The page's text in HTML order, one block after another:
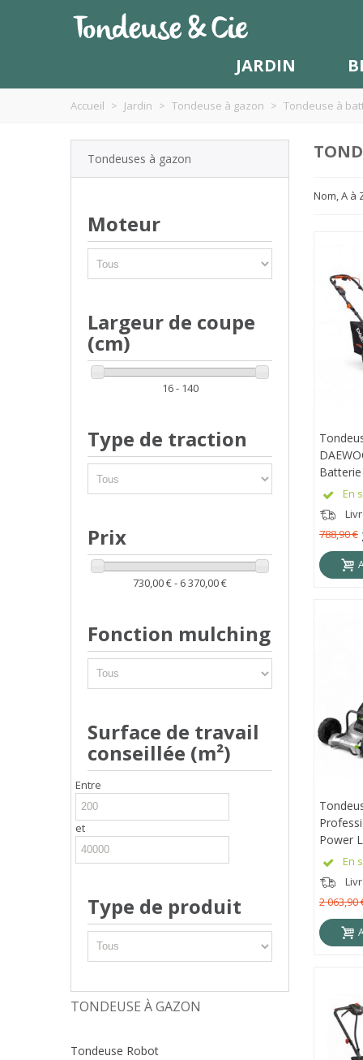
JARDIN
Accueil > Jardin > Tondeuse à gazon > Tondeuse à
Tondeuses à gazon
Moteur
Largeur de coupe
(cm)
16 - 140
Type de traction
Prix
730,00 € - 6 370,00 €
Fonction mulching
Surface de travail
conseillée (m²)
Entre
et
Type de produit
TONDEUSE À GAZON
Tondeuse Robot
Nom, A à
En
788,90 €
Power
En
2 063,90